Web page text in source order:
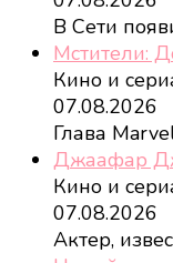
В Сети
Мстители:
Кино и
07.08.2026
Глава
Джаафар
Кино и
07.08.2026
Актер,